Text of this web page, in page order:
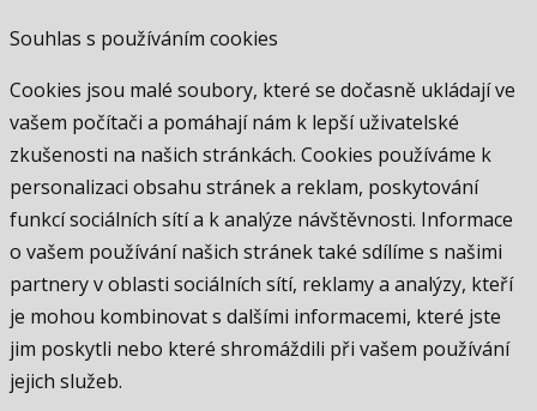
Souhlas s používáním cookies
Cookies jsou malé soubory, které se dočasně ukládají ve
vašem počítači a pomáhají nám k lepší uživatelské
zkušenosti na našich stránkách. Cookies používáme k
personalizaci obsahu stránek a reklam, poskytování
funkcí sociálních sítí a k analýze návštěvnosti. Informace
o vašem používání našich stránek také sdílíme s našimi
partnery v oblasti sociálních sítí, reklamy a analýzy, kteří
je mohou kombinovat s dalšími informacemi, které jste
jim poskytli nebo které shromáždili při vašem používání
jejich služeb.